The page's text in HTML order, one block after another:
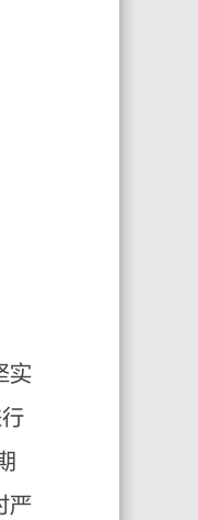
实
严